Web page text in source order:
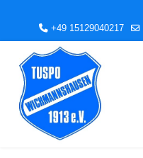
+49 15129040217